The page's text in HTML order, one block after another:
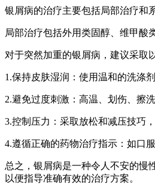
银屑病的治疗主要包括局部治疗和
局部治疗包括外用类固醇、维甲酸
对于突然加重的银屑病，建议采取
1.保持皮肤湿润：使用温和的洗涤
2.避免过度刺激：高温、划伤、擦
3.控制压力：采取放松和减压技巧
4.遵循正确的药物治疗指示：如口
总之，银屑病是一种令人不安的慢
以便指导准确有效的治疗方案。